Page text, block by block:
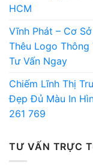
HCM
Vĩnh Phát – Cơ
Thêu Logo Thông
Tư Vấn Ngay
Chiếm Lĩnh Thị
Đẹp Đủ Màu In
261 769
TƯ VẤN TRỰC